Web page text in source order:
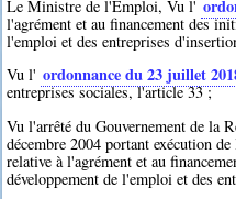
Le Ministre de l'Emploi, Vu l'
l'agrément et au financement des
l'emploi et des entreprises
Vu l' ordonnance du 23 juillet
entreprises sociales, l'article 33 ;
Vu l'arrêté du Gouvernement de la
décembre 2004 portant exécution de
relative à l'agrément et au
développement de l'emploi et des